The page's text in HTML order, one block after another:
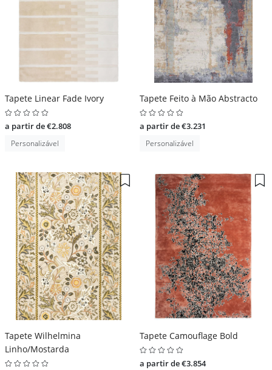
Tapete Linear Fade Ivory
a partir de €2.808
Personalizável
Tapete Feito à Mão Abstracto
a partir de €3.231
Personalizável
Tapete Wilhelmina
Linho/Mostarda
Tapete Camouflage Bold
a partir de €3.854